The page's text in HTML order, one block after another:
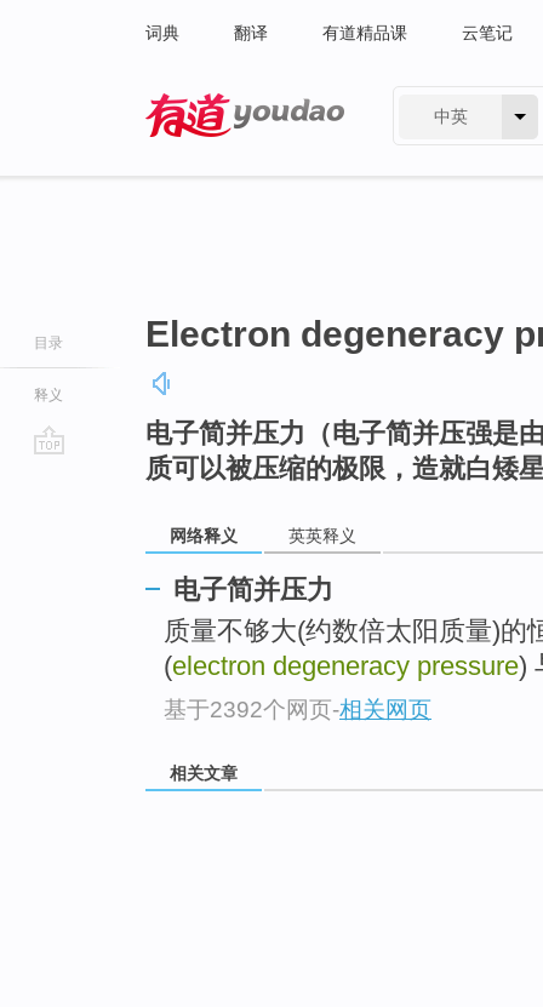
词典 翻译 有道精品课 云笔记
中英
目录
释义
Electron degeneracy
电子简并压力（电子简并压强是
质可以被压缩的极限，造就白矮
网络释义 英英释义
电子简并压力
质量不够大(约数倍太阳质量)的
(electron degeneracy pressure)
基于2392个网页-相关网页
相关文章